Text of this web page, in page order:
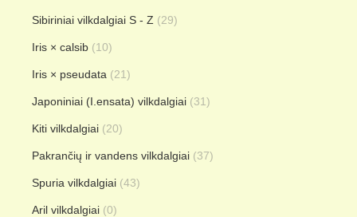
Sibiriniai vilkdalgiai S - Z (29)
Iris × calsib (10)
Iris × pseudata (21)
Japoniniai (I.ensata) vilkdalgiai (31)
Kiti vilkdalgiai (20)
Pakrančių ir vandens vilkdalgiai (37)
Spuria vilkdalgiai (43)
Aril vilkdalgiai (0)